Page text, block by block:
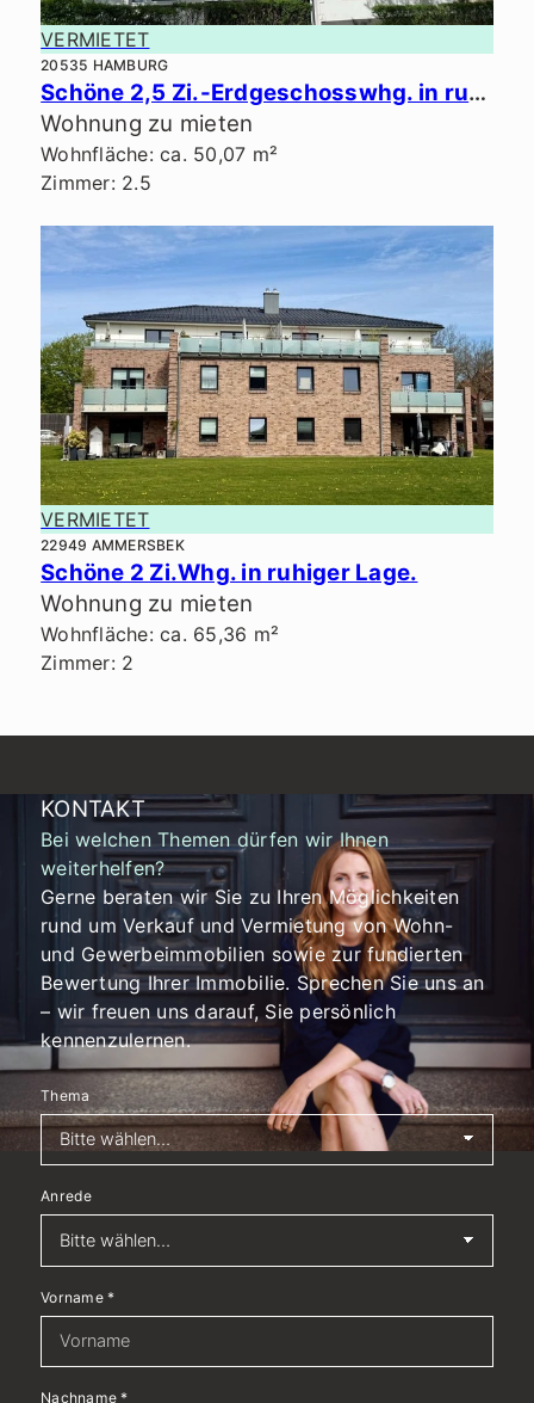
VERMIETET
20535 HAMBURG
Schöne 2,5 Zi.-Erdgeschosswhg. in ruhiger Lage.
Wohnung zu mieten
Wohnfläche: ca. 50,07 m²
Zimmer: 2.5
VERMIETET
22949 AMMERSBEK
Schöne 2 Zi.Whg. in ruhiger Lage.
Wohnung zu mieten
Wohnfläche: ca. 65,36 m²
Zimmer: 2
KONTAKT
Bei welchen Themen dürfen wir Ihnen
weiterhelfen?
Gerne beraten wir Sie zu Ihren Möglichkeiten
rund um Verkauf und Vermietung von Wohn-
und Gewerbeimmobilien sowie zur fundierten
Bewertung Ihrer Immobilie. Sprechen Sie uns an
– wir freuen uns darauf, Sie persönlich
kennenzulernen.
Thema
Anrede
Vorname*
Nachname*